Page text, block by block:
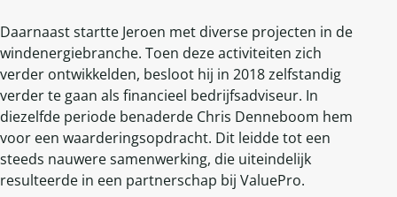
Daarnaast startte Jeroen met diverse projecten in de
windenergiebranche. Toen deze activiteiten zich
verder ontwikkelden, besloot hij in 2018 zelfstandig
verder te gaan als financieel bedrijfsadviseur. In
diezelfde periode benaderde Chris Denneboom hem
voor een waarderingsopdracht. Dit leidde tot een
steeds nauwere samenwerking, die uiteindelijk
resulteerde in een partnerschap bij ValuePro.